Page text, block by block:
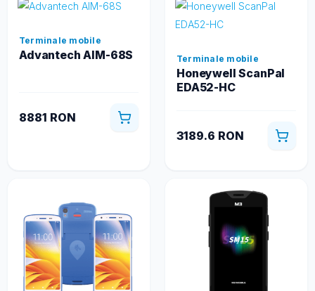
Terminale mobile
Advantech AIM-68S
8881 RON
Terminale mobile
Honeywell ScanPal
EDA52-HC
3189.6 RON